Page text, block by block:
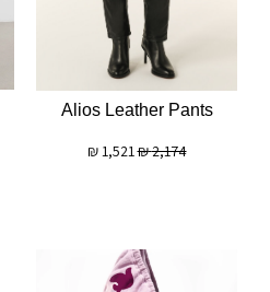
Alios Leather Pants
2,174
₪
1,521
₪